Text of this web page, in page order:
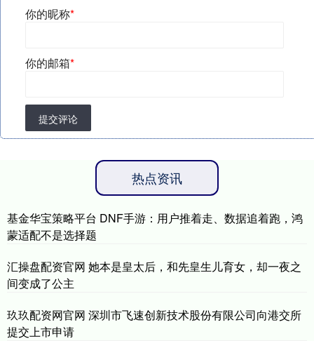
你的昵称*
你的邮箱*
提交评论
热点资讯
基金华宝策略平台 DNF手游：用户推着走、数据追着跑，鸿
蒙适配不是选择题
汇操盘配资官网 她本是皇太后，和先皇生儿育女，却一夜之
间变成了公主
玖玖配资网官网 深圳市飞速创新技术股份有限公司向港交所
提交上市申请